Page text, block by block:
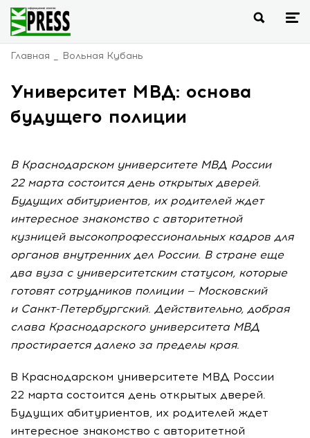
Главная Вольная Кубань
Университет МВД: основа
будущего полиции
В Краснодарском университете МВД России
22 марта состоится день открытых дверей.
Будущих абитуриентов, их родителей ждет
интересное знакомство с авторитетной
кузницей высокопрофессиональных кадров для
органов внутренних дел России. В стране еще
два вуза с университетским статусом, которые
готовят сотрудников полиции — Московский
и Санкт-Петербургский. Действительно, добрая
слава Краснодарского университета МВД
простирается далеко за пределы края.
В Краснодарском университете МВД России
22 марта состоится день открытых дверей.
Будущих абитуриентов, их родителей ждет
интересное знакомство с авторитетной